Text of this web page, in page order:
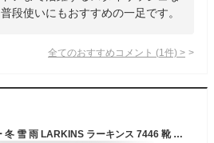
段使いにもおすすめの一足です。
全てのおすすめコメント (1 件) >
レディース 防水 スニーカー 冬 雪 雨 LARKINS ラーキンス 7446 靴 ローカット スノー シューズ 雪道に強い 防滑